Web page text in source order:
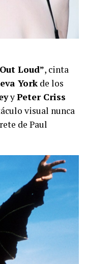
Loud”, cinta
York de los
yPeter Criss
visual nunca
de Paul